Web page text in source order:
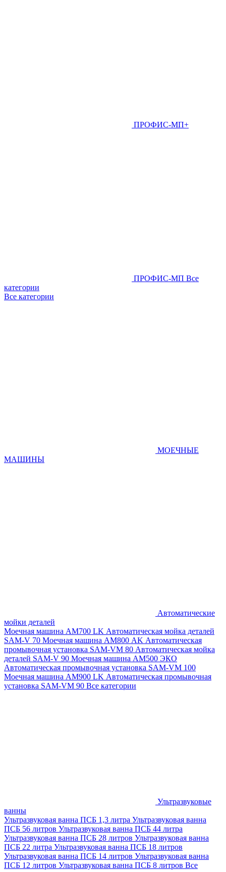
ПРОФИС-МП+
ПРОФИС-МП Все
категории
Все категории
МОЕЧНЫЕ
МАШИНЫ
Автоматические
мойки деталей
Моечная машина AM700 LK Автоматическая мойка деталей
SAM-V 70 Моечная машина АМ800 AK Автоматическая
промывочная установка SAM-VM 80 Автоматическая мойка
деталей SAM-V 90 Моечная машина АМ500 ЭКО
Автоматическая промывочная установка SAM-VM 100
Моечная машина AM900 LK Автоматическая промывочная
установка SAM-VM 90 Все категории
Ультразвуковые
ванны
Ультразвуковая ванна ПСБ 1,3 литра Ультразвуковая ванна
ПСБ 56 литров Ультразвуковая ванна ПСБ 44 литра
Ультразвуковая ванна ПСБ 28 литров Ультразвуковая ванна
ПСБ 22 литра Ультразвуковая ванна ПСБ 18 литров
Ультразвуковая ванна ПСБ 14 литров Ультразвуковая ванна
ПСБ 12 литров Ультразвуковая ванна ПСБ 8 литров Все